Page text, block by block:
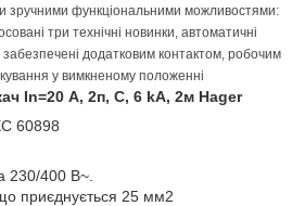
зручними функціональними можливостями:
три технічні новинки, автоматичні
додатковим контактом, робочим
у вимкненому положенні
In=20 А, 2п, С, 6 kA, 2м Hager
60898
230/400 В~.
приєднується 25 мм2